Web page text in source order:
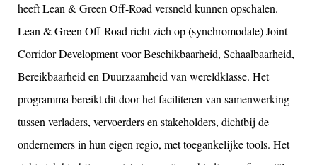
heeft Lean & Green Off-Road versneld kunnen opschalen.
Lean & Green Off-Road richt zich op (synchromodale) Joint
Corridor Development voor Beschikbaarheid, Schaalbaarheid,
Bereikbaarheid en Duurzaamheid van wereldklasse. Het
programma bereikt dit door het faciliteren van samenwerking
tussen verladers, vervoerders en stakeholders, dichtbij de
ondernemers in hun eigen regio, met toegankelijke tools. Het